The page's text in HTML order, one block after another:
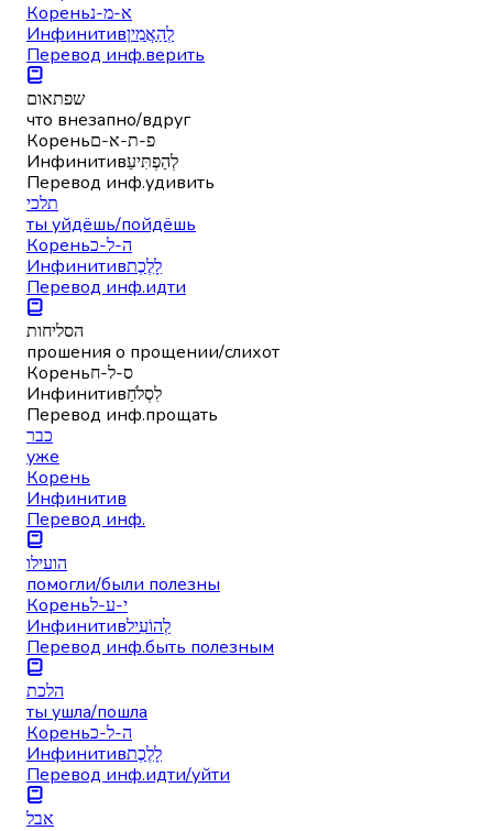
Кореньא-מ-נ
Инфинитивלְהַאֲמִין
Перевод инф.верить
שפתאום
что внезапно/вдруг
Кореньפ-ת-א-ם
Инфинитивלְהַפְתִּיעַ
Перевод инф.удивить
תלכי
ты уйдёшь/пойдёшь
Кореньה-ל-כ
Инфинитивלָלֶכֶת
Перевод инф.идти
הסליחות
прошения о прощении/слихот
Кореньס-ל-ח
Инфинитивלִסְלֹחַ
Перевод инф.прощать
כבר
уже
Корень
Инфинитив
Перевод инф.
הועילו
помогли/были полезны
Кореньי-ע-ל
Инфинитивלְהוֹעִיל
Перевод инф.быть полезным
הלכת
ты ушла/пошла
Кореньה-ל-כ
Инфинитивלָלֶכֶת
Перевод инф.идти/уйти
אבל